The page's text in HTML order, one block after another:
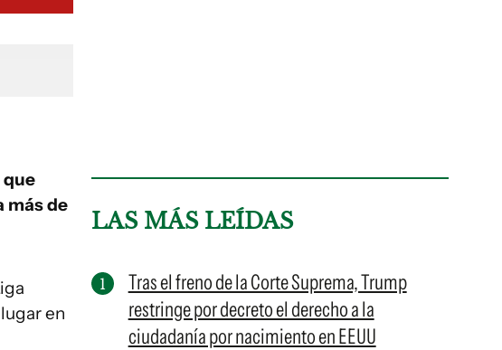
que
más de
en
LAS MÁS LEÍDAS
Tras el freno de la Corte Suprema, Trump
restringe por decreto el derecho a la
ciudadanía por nacimiento en EEUU